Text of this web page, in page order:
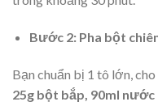
Bước 2: Pha bột
Bạn chuẩn bị 1 tô lớn, cho
25g bột bắp, 90ml